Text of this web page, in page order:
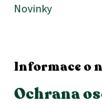
Novinky
Informace o
Ochrana